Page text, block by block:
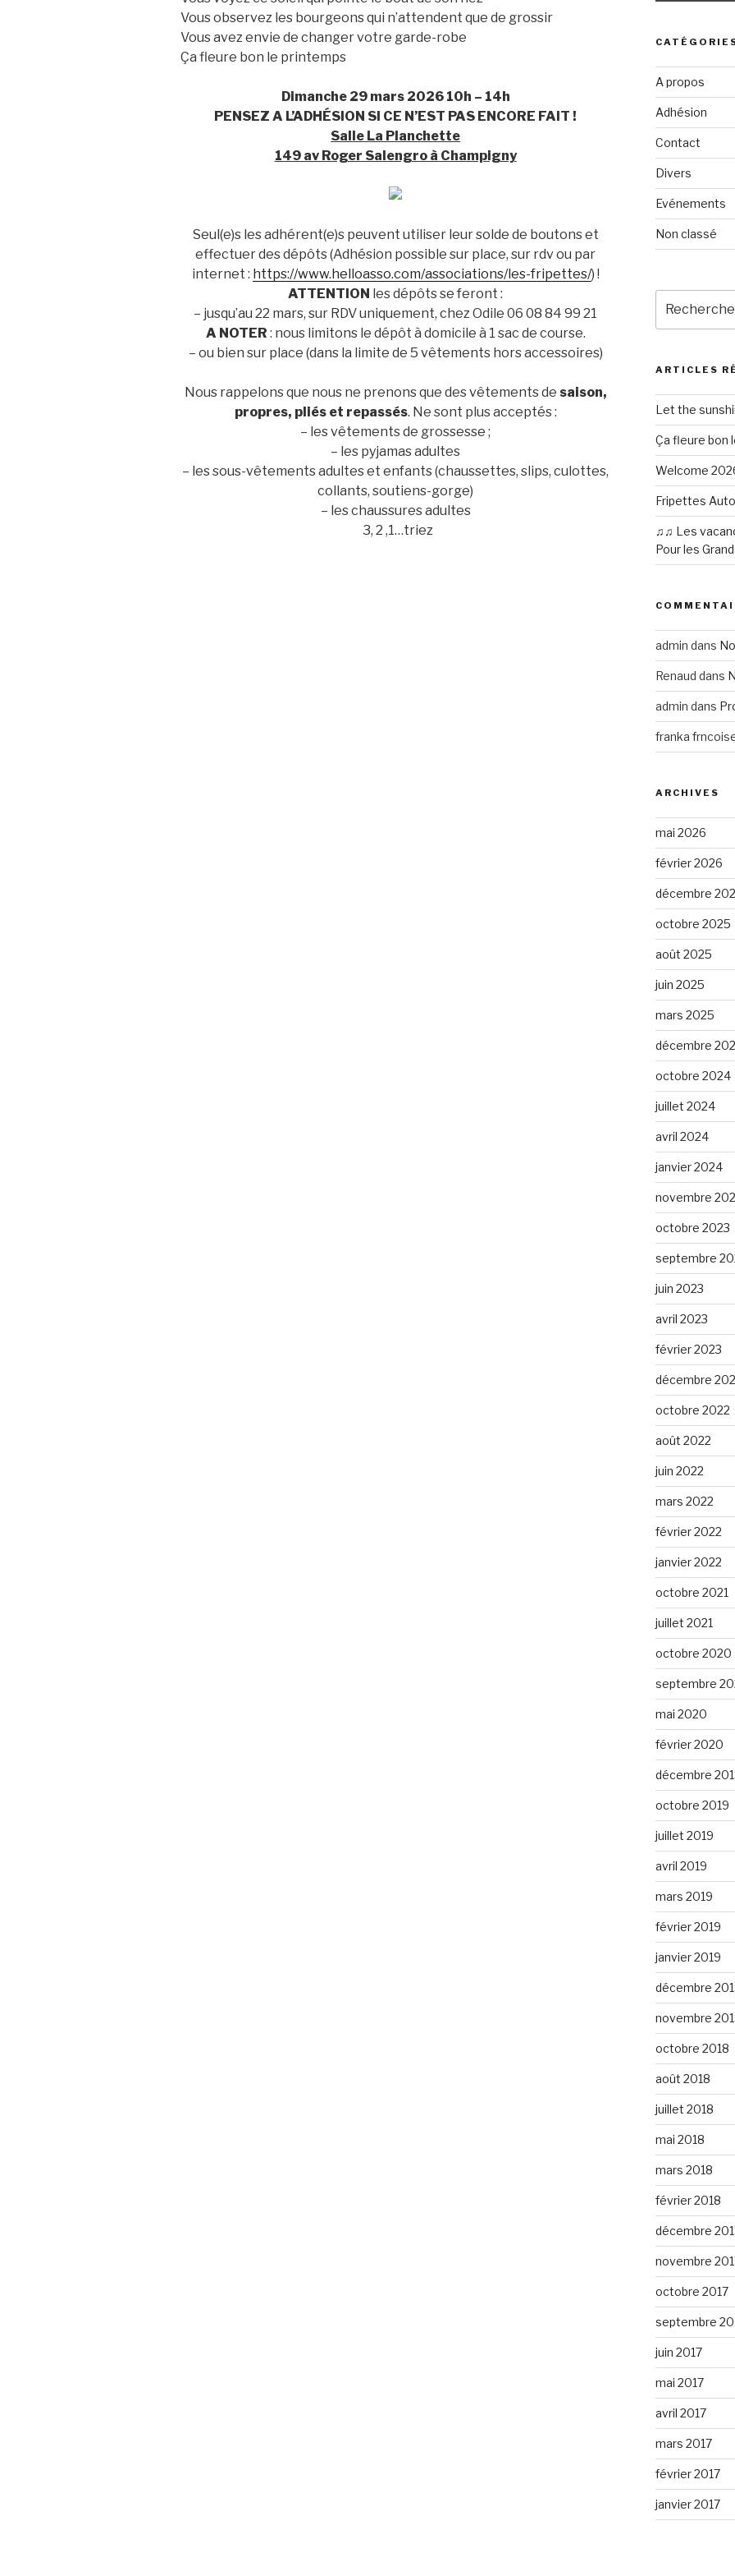
Vous observez les bourgeons qui n’attendent que de grossir
Vous avez envie de changer votre garde-robe
Ça fleure bon le printemps
Dimanche 29 mars 2026 10h – 14h
PENSEZ A L’ADHÉSION SI CE N’EST PAS ENCORE FAIT !
Salle La Planchette
149 av Roger Salengro à Champigny
Seul(e)s les adhérent(e)s peuvent utiliser leur solde de boutons et
effectuer des dépôts (Adhésion possible sur place, sur rdv ou par
internet : https://www.helloasso.com/associations/les-fripettes/) !
ATTENTION les dépôts se feront :
– jusqu’au 22 mars, sur RDV uniquement, chez Odile 06 08 84 99 21
A NOTER : nous limitons le dépôt à domicile à 1 sac de course.
– ou bien sur place (dans la limite de 5 vêtements hors accessoires)
Nous rappelons que nous ne prenons que des vêtements de saison,
propres, pliés et repassés. Ne sont plus acceptés :
– les vêtements de grossesse ;
– les pyjamas adultes
– les sous-vêtements adultes et enfants (chaussettes, slips, culottes,
collants, soutiens-gorge)
– les chaussures adultes
3, 2 ,1…triez
A propos
Adhésion
Contact
Divers
Evénements
Non classé
pour
ARTICLES
Let the
Ça fleure bon
Welcome
Fripettes
♫♫ Les
Pour les
admin dans
Renaud dans
admin dans
franka
ARCHIVES
mai 2026
février 2026
décembre
octobre 2025
août 2025
juin 2025
mars 2025
décembre
octobre 2024
juillet 2024
avril 2024
janvier 2024
novembre
octobre 2023
septembre
juin 2023
avril 2023
février 2023
décembre
octobre 2022
août 2022
juin 2022
mars 2022
février 2022
janvier 2022
octobre 2021
juillet 2021
octobre 2020
septembre
mai 2020
février 2020
décembre
octobre 2019
juillet 2019
avril 2019
mars 2019
février 2019
janvier 2019
décembre
novembre
octobre 2018
août 2018
juillet 2018
mai 2018
mars 2018
février 2018
décembre
novembre
octobre 2017
septembre
juin 2017
mai 2017
avril 2017
mars 2017
février 2017
janvier 2017